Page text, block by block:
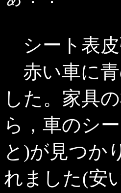
シート表皮
赤い車に青
した。家具
ら，車のシ
と)が見つか
れました(安